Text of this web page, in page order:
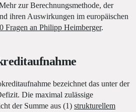
zur Berechnungsmethode, der
ihren Auswirkungen im europäischen
Fragen an Philipp Heimberger.
bezeichnet das unter der
Die maximal zulässige
der Summe aus (1) strukturellem